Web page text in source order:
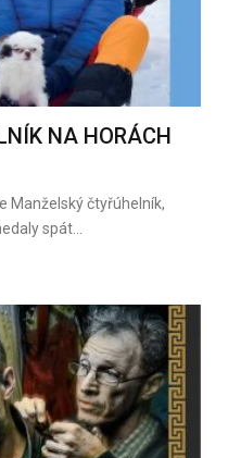
NA HORÁCH
Manželský čtyřúhelník,
spát…